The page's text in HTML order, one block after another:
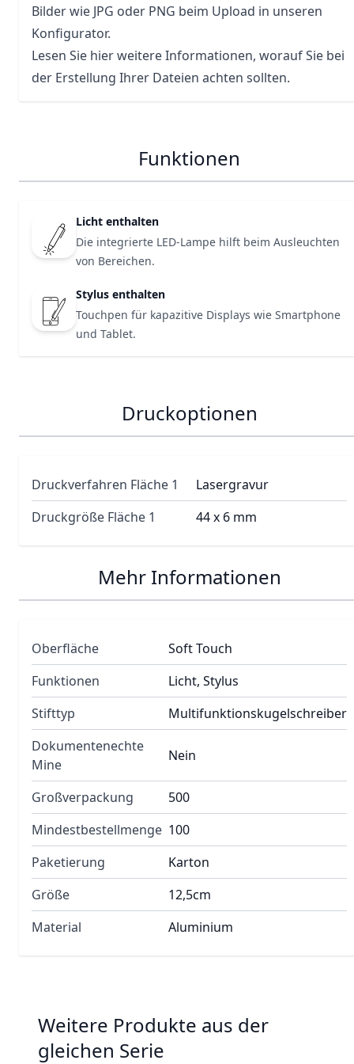
Bilder wie JPG oder PNG beim Upload in unseren
Konfigurator.
Lesen Sie hier weitere Informationen, worauf Sie bei
der Erstellung Ihrer Dateien achten sollten.
Funktionen
Licht enthalten
Die integrierte LED-Lampe hilft beim Ausleuchten
von Bereichen.
Stylus enthalten
Touchpen für kapazitive Displays wie Smartphone
und Tablet.
Druckoptionen
Druckverfahren Fläche 1
Lasergravur
Druckgröße Fläche 1
44 x 6 mm
Mehr Informationen
Oberfläche
Soft Touch
Funktionen
Licht, Stylus
Stifttyp
Multifunktionskugelschreiber
Dokumentenechte
Mine
Nein
Großverpackung
500
Mindestbestellmenge 100
Paketierung
Karton
Größe
12,5cm
Material
Aluminium
Weitere Produkte aus der
gleichen Serie